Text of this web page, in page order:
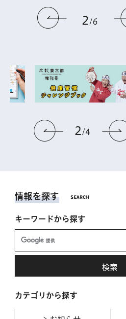
前のスラ
2 6
前のスライ
2 4
情報を探す
キーワードから探す
カテゴリから探す